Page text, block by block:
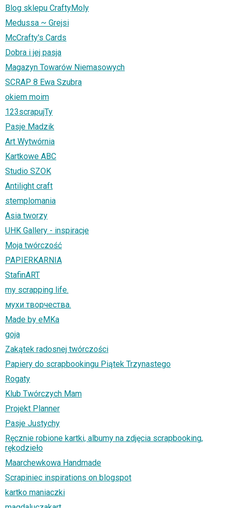
Blog sklepu CraftyMoly
Medussa ~ Grejsi
McCrafty's Cards
Dobra i jej pasja
Magazyn Towarów Niemasowych
SCRAP 8 Ewa Szubra
okiem moim
123scrapujTy
Pasje Madzik
Art Wytwórnia
Kartkowe ABC
Studio SZOK
Antilight craft
stemplomania
Asia tworzy
UHK Gallery - inspiracje
Moja twórczość
PAPIERKARNIA
StafinART
my scrapping life.
мухи творчества.
Made by eMKa
goja
Zakątek radosnej twórczości
Papiery do scrapbookingu Piątek Trzynastego
Rogaty
Klub Twórczych Mam
Projekt Planner
Pasje Justychy
Ręcznie robione kartki, albumy na zdjęcia scrapbooking,
rękodzieło
Maarchewkowa Handmade
Scrapiniec inspirations on blogspot
kartko maniaczki